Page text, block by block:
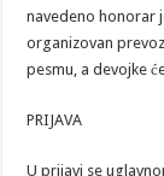
navedeno honorar
organizovan
pesmu, a devojke
PRIJAVA
U prijavi se